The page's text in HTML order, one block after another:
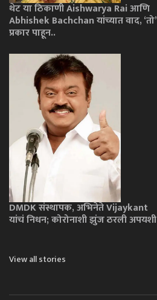
थेट या ठिकाणी Aishwarya Rai आणि
Abhishek Bachchan यांच्यात वाद, ‘तो’
प्रकार पाहून..
DMDK संस्थापक, अभिनेते Vijaykant
यांचं निधन; कोरोनाशी झुंज ठरली अपयशी
View all stories